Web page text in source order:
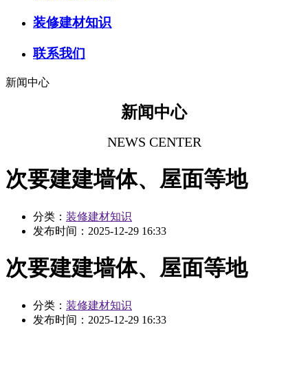
装修建材知识
联系我们
新闻中心
新闻中心
NEWS CENTER
次要建建墙体、屋面等地
分类： 装修建材知识
发布时间： 2025-12-29 16:33
次要建建墙体、屋面等地
分类： 装修建材知识
发布时间： 2025-12-29 16:33